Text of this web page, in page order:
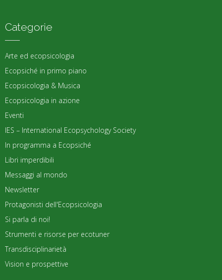
Categorie
Arte ed ecopsicologia
Ecopsiché in primo piano
Ecopsicologia & Musica
Ecopsicologia in azione
Eventi
IES – International Ecopsychology Society
In programma a Ecopsiché
Libri imperdibili
Messaggi al mondo
Newsletter
Protagonisti dell'Ecopsicologia
Si parla di noi!
Strumenti e risorse per ecotuner
Transdisciplinarietà
Vision e prospettive